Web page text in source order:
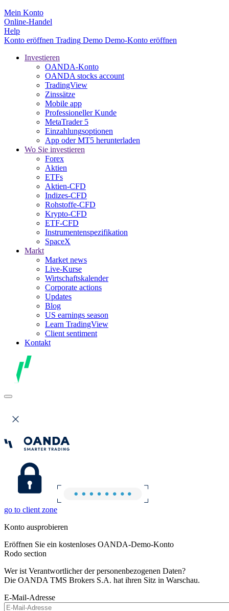
Mein Konto
Online-Handel
Help
Konto eröffnen Trading Demo Demo-Konto eröffnen
Investieren
OANDA-Konto
OANDA stocks account
TradingView
Zinssätze
Mobile app
Professioneller Kunde
MetaTrader 5
Einzahlungsoptionen
App oder MT5 herunterladen
Wo Sie investieren
Forex
Aktien
ETFs
Aktien-CFD
Indizes-CFD
Rohstoffe-CFD
Krypto-CFD
ETF-CFD
Instrumentenspezifikation
SpaceX
Markt
Market news
Live-Kurse
Wirtschaftskalender
Corporate actions
Updates
Blog
US earnings season
Learn TradingView
Client sentiment
Kontakt
go to client zone
Konto ausprobieren
Eröffnen Sie ein kostenloses OANDA-Demo-Konto
Rodo section
Wer ist Verantwortlicher der personenbezogenen Daten?
Die OANDA TMS Brokers S.A. hat ihren Sitz in Warschau.
E-Mail-Adresse